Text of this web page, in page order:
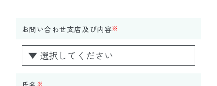
お問い合わせ支店及び内容※
※